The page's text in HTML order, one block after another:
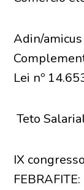
Adin/
Lei nº
Teto
IX
FEBRAFITE: